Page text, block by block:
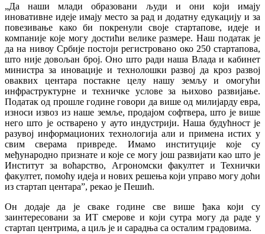
„Да наши млади образовани људи и они који имају
иновативне идеје имају место за рад и додатну едукацију и за
повезивање како би покренули своје стартапове, идеје и
компаније које могу достићи велике размере. Наш податак је
да на нивоу Србије постоји регистровано око 250 стартапова,
што није довољан број. Оно што ради наша Влада и кабинет
министра за иновације и технолошки развој да кроз развој
оваквих центара постакне целу нашу земљу и омогући
инфраструктурне и техничке услове за њихово развијање.
Податак од прошле године говори да више од милијарду евра,
износи извоз из наше земље, продајом софтвера, што је више
него што је остварено у ауто индустрији. Наша будућност је
разувој информационих технологија али и примена истих у
свим сверама привреде. Имамо институције које су
међународно признате и које се могу још развијати као што је
Институт за воћарство, Агрономски факултет и Технички
факултет, помоћу идеја и нових решења који управо могу доћи
из стартап центара”, рекао је Пешић.
Он додаје да је сваке године све више ђака који су
заинтересовани за ИТ смерове и који сутра могу да раде у
стартап центрима, а циљ је и сарадња са осталим градовима.